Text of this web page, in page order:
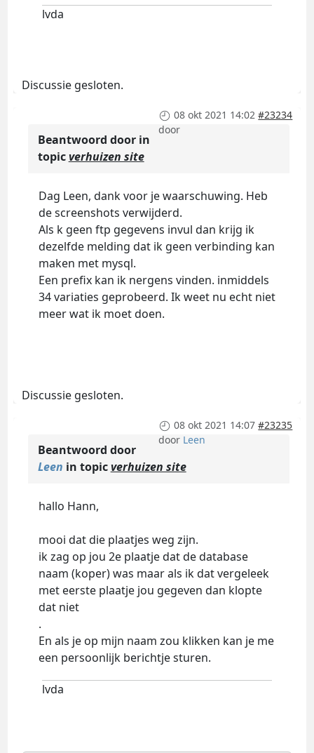
lvda
Discussie gesloten.
08 okt 2021 14:02 #23234
door
Beantwoord door in
topicverhuizen site
Dag Leen, dank voor je waarschuwing. Heb
de screenshots verwijderd.
Als k geen ftp gegevens invul dan krijg ik
dezelfde melding dat ik geen verbinding kan
maken met mysql.
Een prefix kan ik nergens vinden. inmiddels
34 variaties geprobeerd. Ik weet nu echt niet
meer wat ik moet doen.
Discussie gesloten.
08 okt 2021 14:07 #23235
door Leen
Beantwoord door
Leen in topicverhuizen site
hallo Hann,
mooi dat die plaatjes weg zijn.
ik zag op jou 2e plaatje dat de database
naam (koper) was maar als ik dat vergeleek
met eerste plaatje jou gegeven dan klopte
dat niet
.
En als je op mijn naam zou klikken kan je me
een persoonlijk berichtje sturen.
lvda